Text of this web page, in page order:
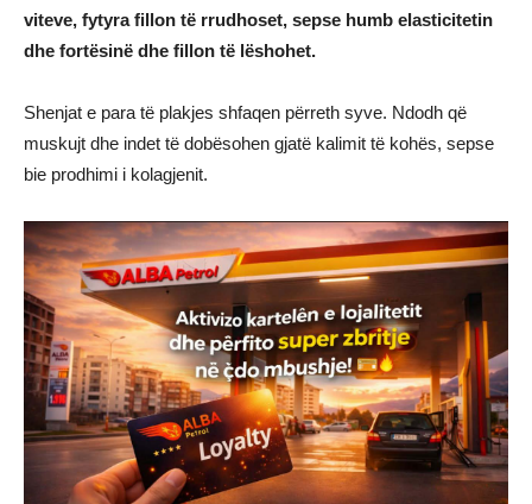
viteve, fytyra fillon të rrudhoset, sepse humb elasticitetin
dhe fortësinë dhe fillon të lëshohet.
Shenjat e para të plakjes shfaqen përreth syve. Ndodh që
muskujt dhe indet të dobësohen gjatë kalimit të kohës, sepse
bie prodhimi i kolagjenit.